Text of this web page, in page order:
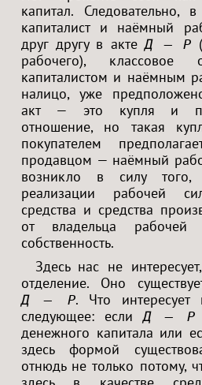
капитал. Следовательно,
капиталист и наёмный
друг другу в актеД — Р (
рабочего), классовое
капиталистом и наёмным
налицо, уже
акт — это купля и
отношение, но такая
покупателем
продавцом — наёмный
возникло в силу
реализации рабочей
средства и средства
от владельца
собственность.
Здесь нас не
отделение. Оно
Д — Р. Что интересует
следующее: еслиД — Р
денежного капитала или
здесь формой
отнюдь не только потому,